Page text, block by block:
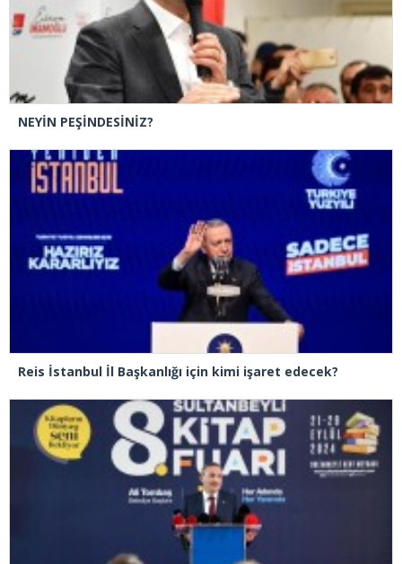
NEYİN PEŞİNDESİNİZ?
Reis İstanbul İl Başkanlığı için kimi işaret edecek?